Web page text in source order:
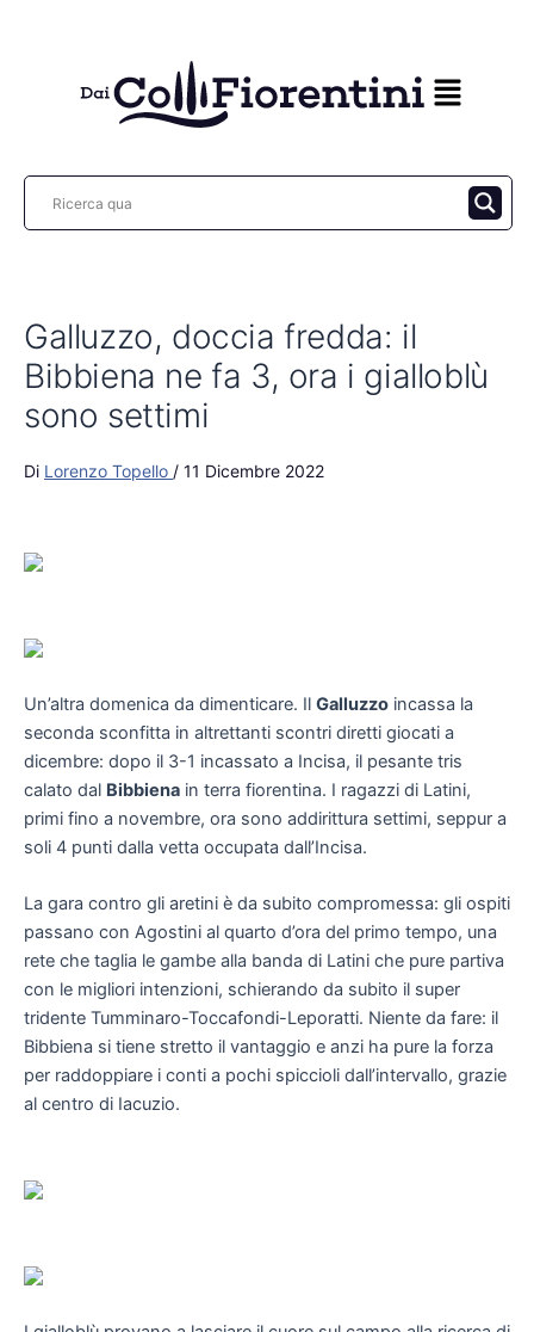
Galluzzo, doccia fredda: il
Bibbiena ne fa 3, ora i gialloblù
sono settimi
Di Lorenzo Topello / 11 Dicembre 2022
Un’altra domenica da dimenticare. Il Galluzzo incassa la
seconda sconfitta in altrettanti scontri diretti giocati a
dicembre: dopo il 3-1 incassato a Incisa, il pesante tris
calato dal Bibbiena in terra fiorentina. I ragazzi di Latini,
primi fino a novembre, ora sono addirittura settimi, seppur a
soli 4 punti dalla vetta occupata dall’Incisa.
La gara contro gli aretini è da subito compromessa: gli ospiti
passano con Agostini al quarto d’ora del primo tempo, una
rete che taglia le gambe alla banda di Latini che pure partiva
con le migliori intenzioni, schierando da subito il super
tridente Tumminaro-Toccafondi-Leporatti. Niente da fare: il
Bibbiena si tiene stretto il vantaggio e anzi ha pure la forza
per raddoppiare i conti a pochi spiccioli dall’intervallo, grazie
al centro di Iacuzio.